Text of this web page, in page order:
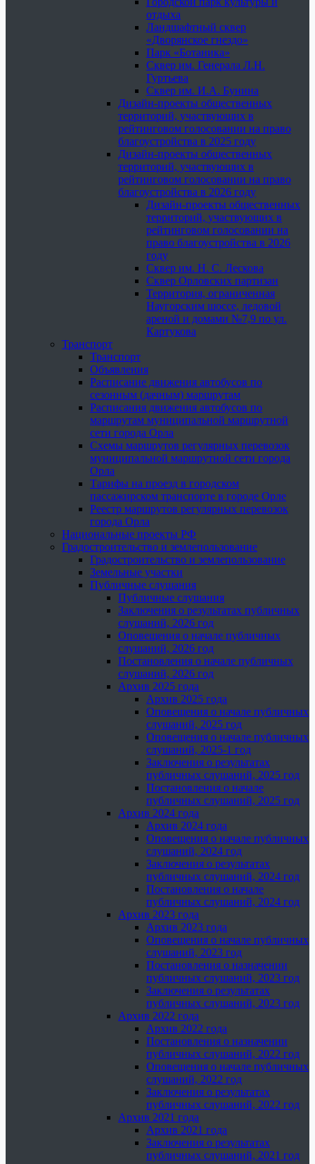
отдыха
Ландшафтный сквер
«Дворянское гнездо»
Парк «Ботаника»
Сквер им. Генерала Л.Н.
Гуртьева
Сквер им. И.А. Бунина
Дизайн-проекты общественных
территорий, участвующих в
рейтинговом голосовании на право
благоустройства в 2025 году
Дизайн-проекты общественных
территорий, участвующих в
рейтинговом голосовании на право
благоустройства в 2026 году
Дизайн-проекты общественных
территорий, участвующих в
рейтинговом голосовании на
право благоустройства в 2026
году
Сквер им. Н. С. Лескова
Сквер Орловских партизан
Территория, ограниченная
Наугорским шоссе, ледовой
ареной и домами №7,9 по ул.
Картукова
Транспорт
Транспорт
Объявления
Расписание движения автобусов по
сезонным (дачным) маршрутам
Расписания движения автобусов по
маршрутам муниципальной маршрутной
сети города Орла
Схемы маршрутов регулярных перевозок
муниципальной маршрутной сети города
Орла
Тарифы на проезд в городском
пассажирском транспорте в городе Орле
Реестр маршрутов регулярных перевозок
города Орла
Национальные проекты РФ
Градостроительство и землепользование
Градостроительство и землепользование
Земельные участки
Публичные слушания
Публичные слушания
Заключения о результатах публичных
слушаний, 2026 год
Оповещения о начале публичных
слушаний, 2026 год
Постановления о начале публичных
слушаний, 2026 год
Архив 2025 года
Архив 2025 года
Оповещения о начале публичных
слушаний, 2025 год
Оповещения о начале публичных
слушаний, 2025-1 год
Заключения о результатах
публичных слушаний, 2025 год
Постановления о начале
публичных слушаний, 2025 год
Архив 2024 года
Архив 2024 года
Оповещения о начале публичных
слушаний, 2024 год
Заключения о результатах
публичных слушаний, 2024 год
Постановления о начале
публичных слушаний, 2024 год
Архив 2023 года
Архив 2023 года
Оповещения о начале публичных
слушаний, 2023 год
Постановления о назначении
публичных слушаний, 2023 год
Заключения о результатах
публичных слушаний, 2023 год
Архив 2022 года
Архив 2022 года
Постановления о назначении
публичных слушаний, 2022 год
Оповещения о начале публичных
слушаний, 2022 год
Заключения о результатах
публичных слушаний, 2022 год
Архив 2021 года
Архив 2021 года
Заключения о результатах
публичных слушаний, 2021 год